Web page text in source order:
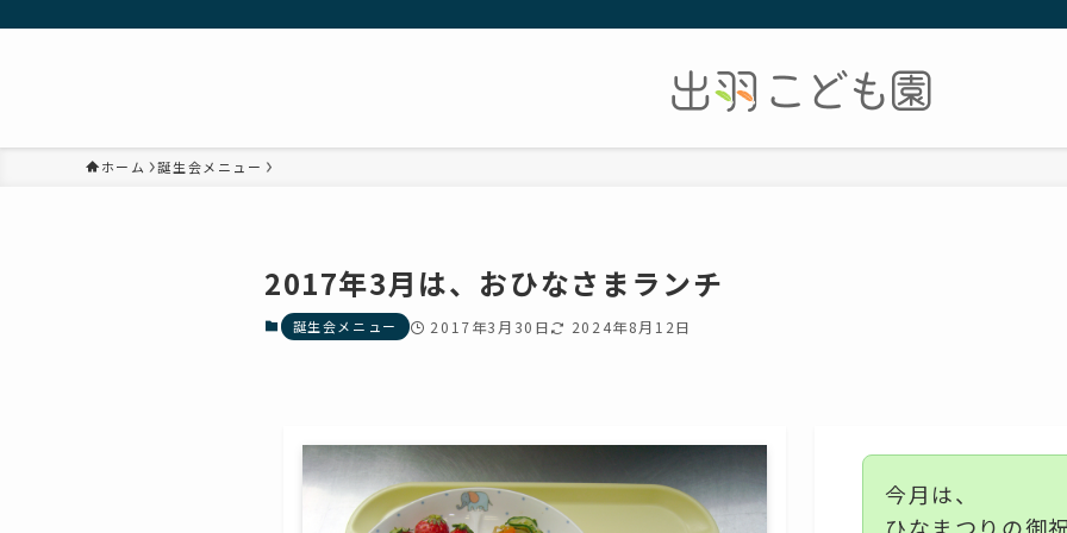
ホーム 誕生会メニュー
2017年3月は、おひなさまランチ
誕生会メニュー 2017年3月30日 2024年8月12日
今月は、